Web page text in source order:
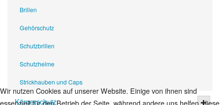
Brillen
Gehörschutz
Schutzbrillen
Schutzhelme
Strickhauben und Caps
Körperschutz
Wir nutzen Cookies auf unserer Website. Einige von ihnen sind
essenziell für den Betrieb der Seite, während andere uns helfen, diese